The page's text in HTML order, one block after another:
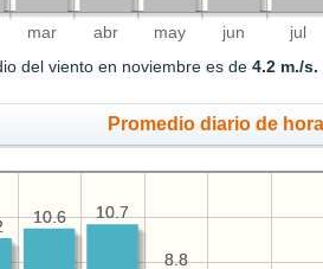
mar abr may jun jul
del viento en noviembre es de4.2 m./s.
Promedio diario de
8.8
10.7
10.6
8.8
10.7
10.6